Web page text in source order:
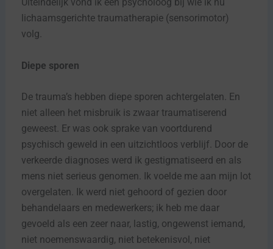
lichaamsgerichte traumatherapie (sensorimotor)
volg.
Diepe sporen
De trauma’s hebben diepe sporen achtergelaten. En
niet alleen het misbruik is zwaar traumatiserend
geweest. Er was ook sprake van voortdurend
psychisch geweld in een uitzichtloos verblijf. Door de
verkeerde diagnoses werd ik gestigmatiseerd en als
mens niet serieus genomen. Ik voelde me aan mijn lot
overgelaten. Ik werd niet gehoord of gezien door
behandelaars en medewerkers; ik heb me daar
gevoeld als een zeer naar, lastig, ongewenst iemand,
niet noemenswaardig, niet betekenisvol, niet